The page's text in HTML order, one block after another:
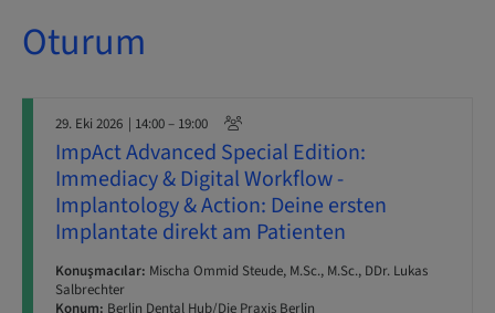
Oturum
29. Eki 2026 | 14:00 – 19:00
ImpAct Advanced Special Edition:
Immediacy & Digital Workflow -
Implantology & Action: Deine ersten
Implantate direkt am Patienten
Konuşmacılar: Mischa Ommid Steude, M.Sc., M.Sc., DDr. Lukas
Salbrechter
Konum: Berlin Dental Hub/Die Praxis Berlin